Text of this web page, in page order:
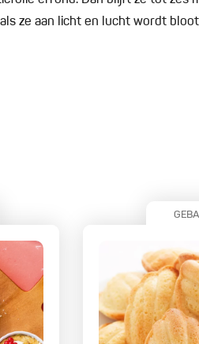
ze aan licht en lucht wordt